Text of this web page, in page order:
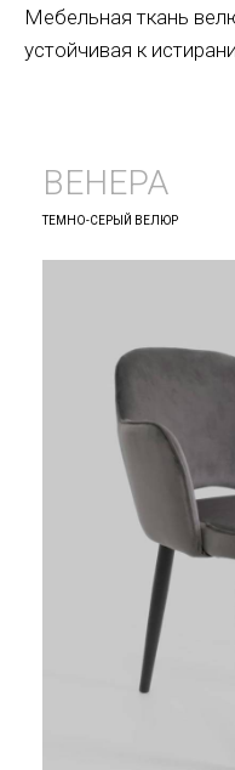
Мебельная ткань
устойчивая к
ВЕНЕРА
ТЕМНО-СЕРЫЙ ВЕЛЮР